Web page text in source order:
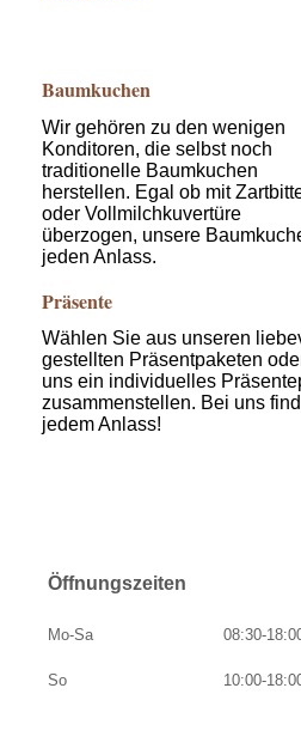
Baumkuchen
Wir gehören zu den wenigen
Konditoren, die selbst noch
traditionelle Baumkuchen
herstellen. Egal ob mit
oder Vollmilchkuvertüre
überzogen, unsere
jeden Anlass.
Präsente
Wählen Sie aus unseren
gestellten Präsentpaketen
uns ein individuelles
zusammenstellen. Bei uns
jedem Anlass!
Öffnungszeiten
Mo-Sa 08:30-
So 10:00-